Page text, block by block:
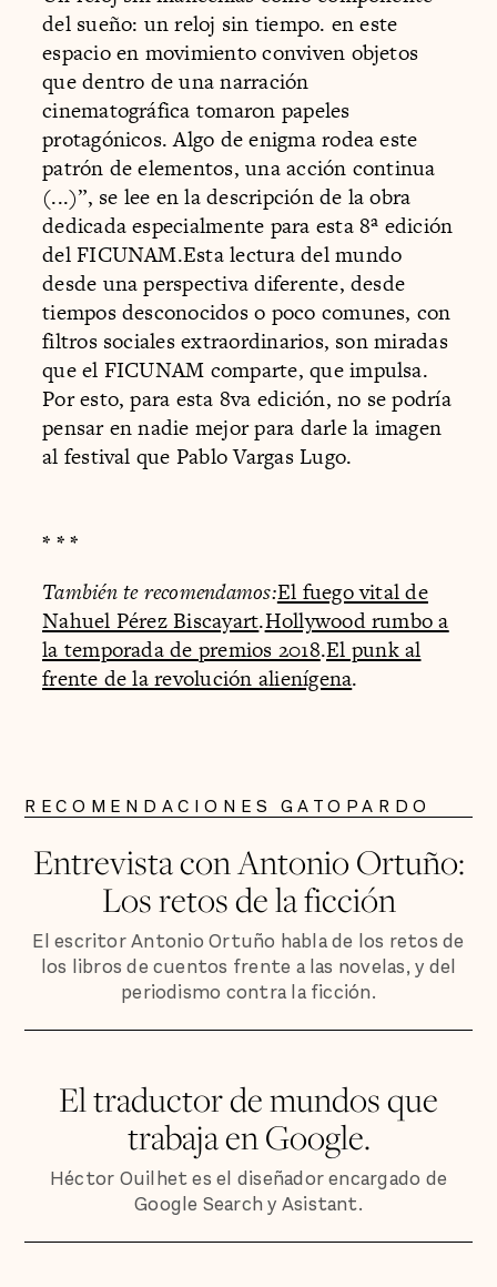
del sueño: un reloj sin tiempo. en este
espacio en movimiento conviven objetos
que dentro de una narración
cinematográfica tomaron papeles
protagónicos. Algo de enigma rodea este
patrón de elementos, una acción continua
(...)”, se lee en la descripción de la obra
dedicada especialmente para esta 8ª edición
del FICUNAM.Esta lectura del mundo
desde una perspectiva diferente, desde
tiempos desconocidos o poco comunes, con
filtros sociales extraordinarios, son miradas
que el FICUNAM comparte, que impulsa.
Por esto, para esta 8va edición, no se podría
pensar en nadie mejor para darle la imagen
al festival que Pablo Vargas Lugo.
* * *
También te recomendamos:El fuego vital de
Nahuel Pérez Biscayart.Hollywood rumbo a
la temporada de premios 2018.El punk al
frente de la revolución alienígena.
RECOMENDACIONES GATOPARDO
Entrevista con Antonio Ortuño:
Los retos de la ficción
El escritor Antonio Ortuño habla de los retos de
los libros de cuentos frente a las novelas, y del
periodismo contra la ficción.
El traductor de mundos que
trabaja en Google.
Héctor Ouilhet es el diseñador encargado de
Google Search y Asistant.